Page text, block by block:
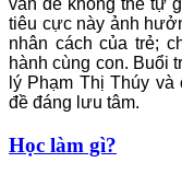
tiêu cực này ảnh
nhân cáchcủa trẻ;
hành cùng con. Buổi
lý Phạm Thị Thúy
đề đáng lưu tâm.
Học làm gì?